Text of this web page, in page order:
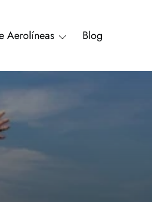
Aerolíneas Blog